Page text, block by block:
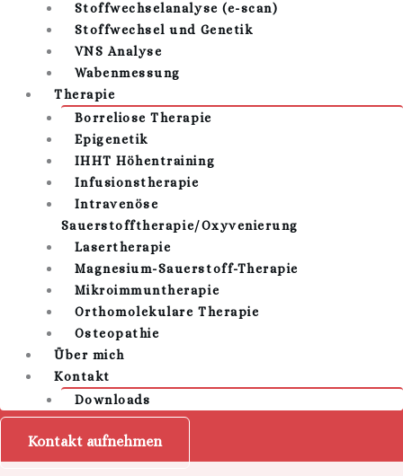
Stoffwechselanalyse (e-scan)
Stoffwechsel und Genetik
VNS Analyse
Wabenmessung
Therapie
Borreliose Therapie
Epigenetik
IHHT Höhentraining
Infusionstherapie
Intravenöse
Sauerstofftherapie/Oxyvenierung
Lasertherapie
Magnesium-Sauerstoff-Therapie
Mikroimmuntherapie
Orthomolekulare Therapie
Osteopathie
Über mich
Kontakt
Downloads
Kontakt aufnehmen